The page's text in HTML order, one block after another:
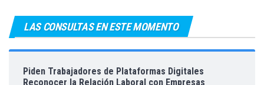
LAS CONSULTAS EN ESTE MOMENTO
Piden Trabajadores de Plataformas Digitales
Reconocer la Relación Laboral con Empresas